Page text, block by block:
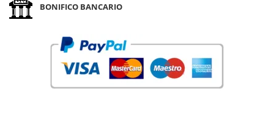
BONIFICO BANCARIO